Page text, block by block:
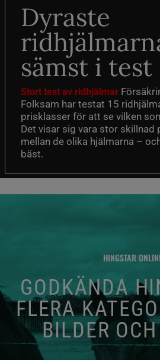
Dyraste
sämst i test
Stort test av ridhjälmar
Folksam har testat 15
prisklasser för att se vilken
Det visar sig vara stor skillnad
mellan de olika hjälmarna –
bäst.
HINGSTAR
GODKÄNDA
FLERA
BILDER